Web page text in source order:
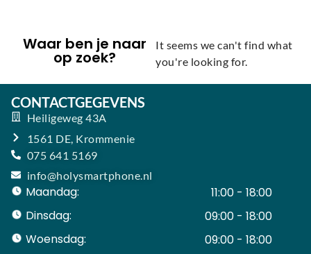
Waar ben je naar
op zoek?
It seems we can't find what
you're looking for.
CONTACTGEGEVENS
Heiligeweg 43A
1561 DE, Krommenie
075 641 5169
info@holysmartphone.nl
Maandag:
11:00 - 18:00
Dinsdag:
09:00 - 18:00
Woensdag:
09:00 - 18:00